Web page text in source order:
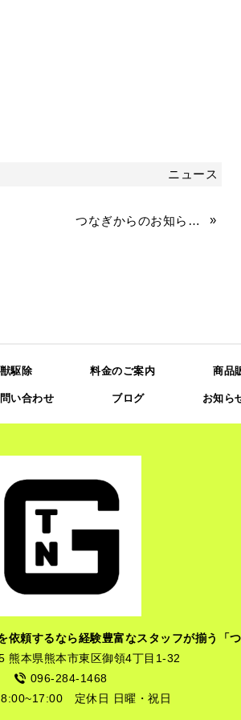
ニュース
つなぎからのお知らせを更新していきます »
駆除 料金のご案内 商品
い合わせ ブログ お知ら
依頼するなら経験豊富なスタッフが揃う「
熊本県熊本市東区御領4丁目1-32
096-284-1468
8:00~17:00 定休日 日曜・祝日